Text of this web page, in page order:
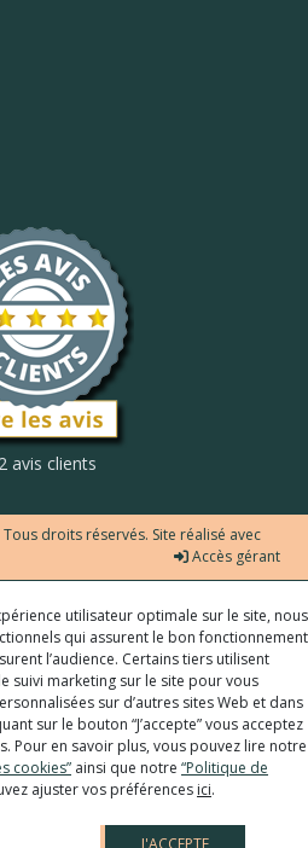
avis clients
droits réservés. Site réalisé avec
Accès gérant
utilisateur optimale sur le site, nous
qui assurent le bon fonctionnement
l’audience. Certains tiers utilisent
suivi marketing sur le site pour vous
sur d’autres sites Web et dans
sur le bouton “J’accepte” vous acceptez
Pour en savoir plus, vous pouvez lire notre
cookies” ainsi que notre “Politique de
ajuster vos préférences ici.
J'ACCEPTE